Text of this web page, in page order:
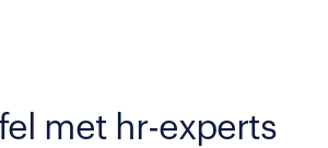
met hr-experts